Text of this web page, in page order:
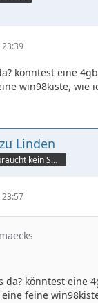
könntest eine
win98kiste, wie
Linden
Hat und braucht kein Smartphone!
da? könntest eine
feine